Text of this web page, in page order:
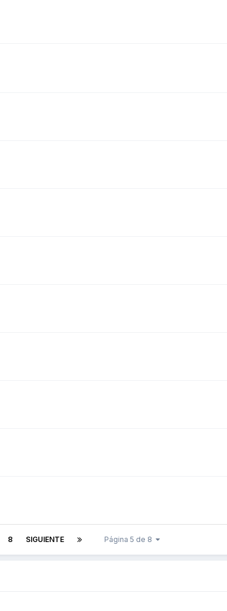
8 SIGUIENTE Página 5 de 8